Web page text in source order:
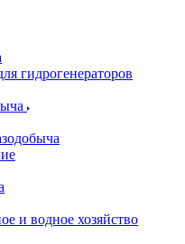
гидрогенераторов
и водное хозяйство